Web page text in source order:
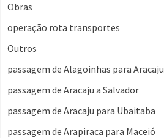
Obras
operação rota transportes
Outros
passagem de Alagoinhas para Aracaju
passagem de Aracaju a Salvador
passagem de Aracaju para Ubaitaba
passagem de Arapiraca para Maceió